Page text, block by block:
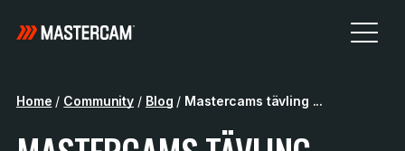
Home / Community / Blog / Mastercams tävling ...